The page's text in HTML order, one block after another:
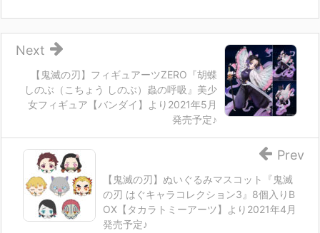
【鬼滅の刃】フィギュアーツZERO『胡蝶
しのぶ（こちょう しのぶ）蟲の呼吸』美少
女フィギュア【バンダイ】より2021年5月
発売予定♪
Next
【鬼滅の刃】ぬいぐるみマスコット『鬼滅
の刃 はぐキャラコレクション3』8個入りB
OX【タカラトミーアーツ】より2021年4月
発売予定♪
Prev